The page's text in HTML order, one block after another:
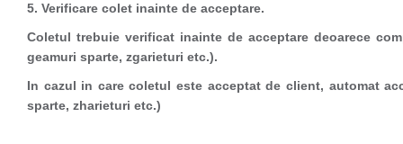
5. Verificare colet inainte de acceptare.
Coletul trebuie verificat inainte de acceptare deoarece
geamuri sparte, zgarieturi etc.).
In cazul in care coletul este acceptat de client, automat
sparte, zharieturi etc.)